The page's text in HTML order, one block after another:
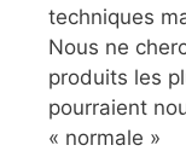
techniques
Nous ne
produits les
pourraient
« normale »